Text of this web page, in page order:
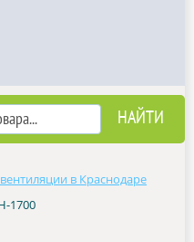
в Краснодаре
1700